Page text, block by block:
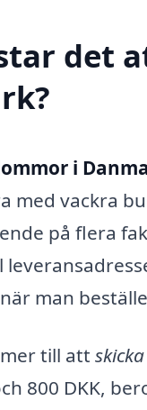
det
i
med vackra
på flera
man
till att
800 DKK,